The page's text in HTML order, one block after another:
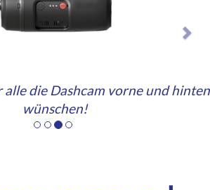
alle die Dashcam vorne und hinten
wünschen!